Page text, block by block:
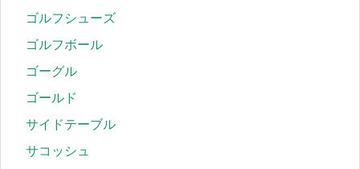
ゴルフシューズ
ゴルフボール
ゴーグル
ゴールド
サイドテーブル
サコッシュ